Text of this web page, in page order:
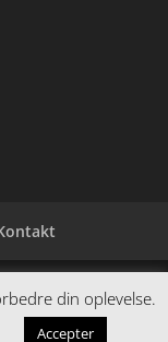
udvalg af
og nogle
din oplevelse.
Accepter